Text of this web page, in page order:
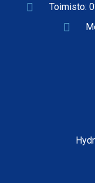
Toimisto: